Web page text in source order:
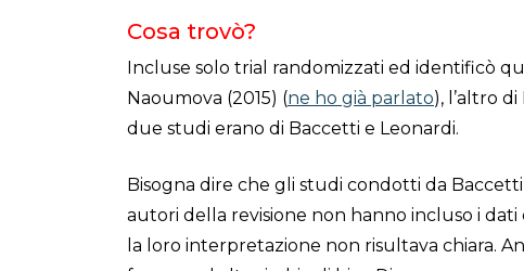
Cosa trovò?
Incluse solo trial randomizzati ed identificò
Naoumova (2015) (ne ho già parlato), l’altro
due studi erano di Baccetti e Leonardi.
Bisogna dire che gli studi condotti da
autori della revisione non hanno incluso i
la loro interpretazione non risultava chiara.